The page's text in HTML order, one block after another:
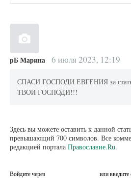
рБ Марина 6 июля 2023, 12:19
СПАСИ ГОСПОДИ ЕВГЕНИЯ за
ТВОИ ГОСПОДИ!!!
Здесь вы можете оставить к данной
превышающий 700 символов. Все
редакцией портала Православие.Ru.
Войдите через или